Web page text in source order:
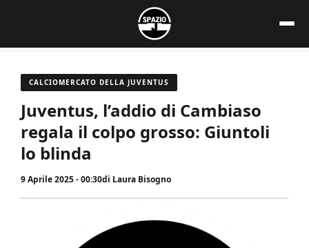
contenuto
CALCIOMERCATO DELLA JUVENTUS
Juventus, l’addio di Cambiaso
regala il colpo grosso: Giuntoli
lo blinda
9 Aprile 2025 - 00:30di Laura Bisogno